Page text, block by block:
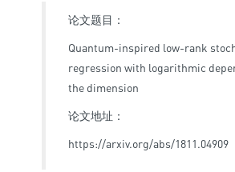
论文题目：
Quantum-inspired low-rank
regression with logarithmic
the dimension
论文地址：
https://arxiv.org/abs/1811.04909